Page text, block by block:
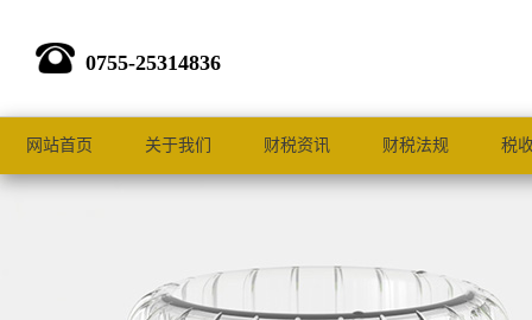
0755-25314836
网站首页 关于我们 财税资讯 财税法规 税